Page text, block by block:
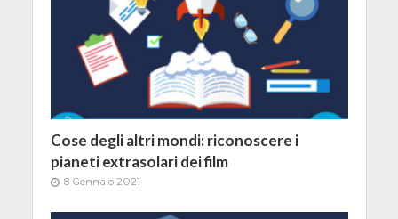
Cose degli altri mondi: riconoscere i
pianeti extrasolari dei film
8 Gennaio 2021